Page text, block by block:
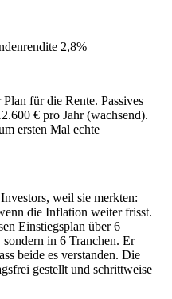
2,8%
für die Rente. Passives
€ pro Jahr (wachsend).
ersten Mal echte
weil sie merkten:
die Inflation weiter frisst.
Einstiegsplan über 6
in 6 Tranchen. Er
beide es verstanden. Die
gestellt und schrittweise